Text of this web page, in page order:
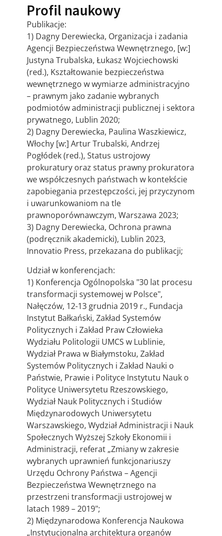
Profil naukowy
Publikacje:
1) Dagny Derewiecka, Organizacja i zadania
Agencji Bezpieczeństwa Wewnętrznego, [w:]
Justyna Trubalska, Łukasz Wojciechowski
(red.), Kształtowanie bezpieczeństwa
wewnętrznego w wymiarze administracyjno
– prawnym jako zadanie wybranych
podmiotów administracji publicznej i sektora
prywatnego, Lublin 2020;
2) Dagny Derewiecka, Paulina Waszkiewicz,
Włochy [w:] Artur Trubalski, Andrzej
Pogłódek (red.), Status ustrojowy
prokuratury oraz status prawny prokuratora
we współczesnych państwach w kontekście
zapobiegania przestępczości, jej przyczynom
i uwarunkowaniom na tle
prawnoporównawczym, Warszawa 2023;
3) Dagny Derewiecka, Ochrona prawna
(podręcznik akademicki), Lublin 2023,
Innovatio Press, przekazana do publikacji;
Udział w konferencjach:
1) Konferencja Ogólnopolska "30 lat procesu
transformacji systemowej w Polsce",
Nałęczów, 12-13 grudnia 2019 r., Fundacja
Instytut Bałkański, Zakład Systemów
Politycznych i Zakład Praw Człowieka
Wydziału Politologii UMCS w Lublinie,
Wydział Prawa w Białymstoku, Zakład
Systemów Politycznych i Zakład Nauki o
Państwie, Prawie i Polityce Instytutu Nauk o
Polityce Uniwersytetu Rzeszowskiego,
Wydział Nauk Politycznych i Studiów
Międzynarodowych Uniwersytetu
Warszawskiego, Wydział Administracji i Nauk
Społecznych Wyższej Szkoły Ekonomii i
Administracji, referat „Zmiany w zakresie
wybranych uprawnień funkcjonariuszy
Urzędu Ochrony Państwa – Agencji
Bezpieczeństwa Wewnętrznego na
przestrzeni transformacji ustrojowej w
latach 1989 – 2019";
2) Międzynarodowa Konferencja Naukowa
„Instytucjonalna architektura organów